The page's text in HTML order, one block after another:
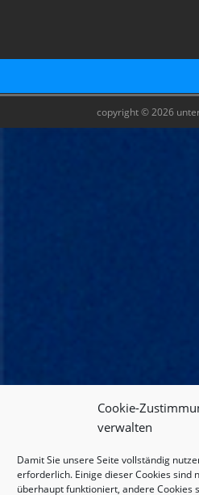
Cookie-
verwalten
Damit Sie unsere Seite vollständig
erforderlich. Einige dieser Cookies sind
überhaupt funktioniert, andere Cookies
copyright © 2026